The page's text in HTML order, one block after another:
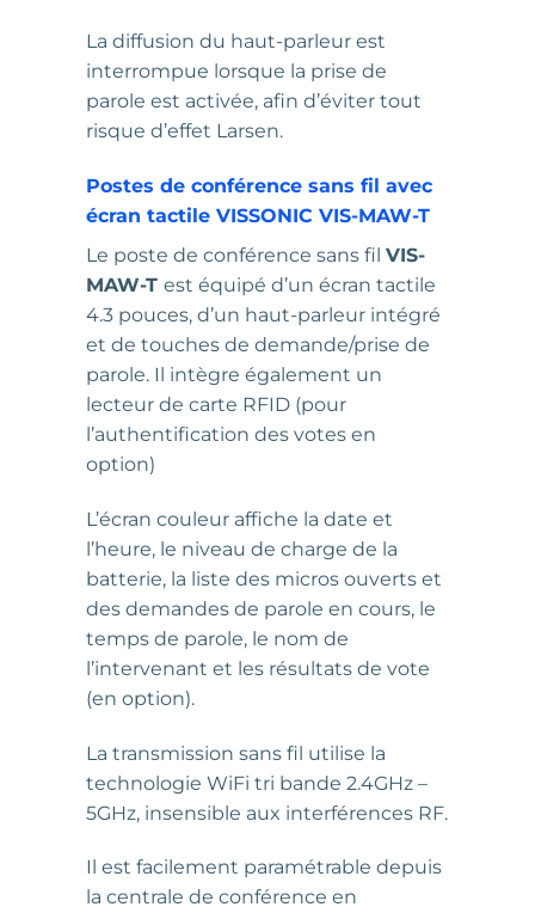
La diffusion du haut-parleur est
interrompue lorsque la prise de
parole est activée, afin d’éviter tout
risque d’effet Larsen.
Postes de conférence sans fil avec
écran tactile VISSONIC VIS-MAW-T
Le poste de conférence sans fil VIS-
MAW-T est équipé d’un écran tactile
4.3 pouces, d’un haut-parleur intégré
et de touches de demande/prise de
parole. Il intègre également un
lecteur de carte RFID (pour
l’authentification des votes en
option)
L’écran couleur affiche la date et
l’heure, le niveau de charge de la
batterie, la liste des micros ouverts et
des demandes de parole en cours, le
temps de parole, le nom de
l’intervenant et les résultats de vote
(en option).
La transmission sans fil utilise la
technologie WiFi tri bande 2.4GHz –
5GHz, insensible aux interférences RF.
Il est facilement paramétrable depuis
la centrale de conférence en